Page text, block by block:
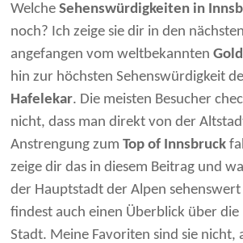
WelcheSehenswürdigkeiten in
noch? Ich zeige sie dir in den
angefangen vom weltbekannten
hin zur höchsten Sehenswürdigkeit
Hafelekar. Die meisten Besucher
nicht, dass man direkt von der
Anstrengung zumTop of Innsbruck
zeige dir das in diesem Beitrag und
der Hauptstadt der Alpen sehenswert
findest auch einen Überblick über die
Stadt. Meine Favoriten sind sie nicht,